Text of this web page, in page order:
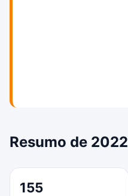
Resumo de 2022
155